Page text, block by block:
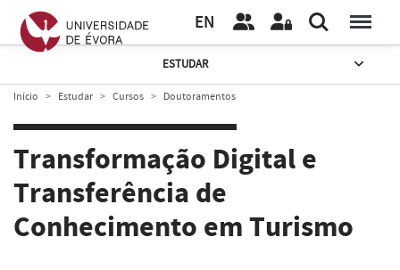
EN
ESTUDAR
Início Estudar Cursos Doutoramentos
Transformação Digital e
Transferência de
Conhecimento em Turismo